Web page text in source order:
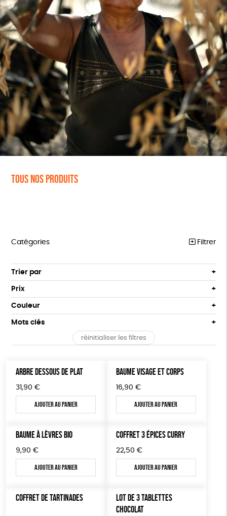
Tous nos produits
Catégories Filtrer
ÉQUITABLE
ÉPICERIE
MAISON
ACCESSOIRES
BIEN-ÊTRE
TOUT
Trier par
Par défaut
Popularité
Prix : du - cher au + cher
Prix : du + cher au - cher
Prix
Tous
0 € - 50 €
Couleur
Blanc Pur
vert
vert amande violet
Mots clés
Fabriqué en France Agriculture Biologique
réinitialiser les filtres
ARBRE DESSOUS DE PLAT
31,90 €
Ajouter au panier
BAUME VISAGE ET CORPS
16,90 €
Ajouter au panier
BAUME À LÈVRES BIO
9,90 €
Ajouter au panier
COFFRET 3 ÉPICES CURRY
22,50 €
Ajouter au panier
COFFRET DE TARTINADES
LOT DE 3 TABLETTES
CHOCOLAT